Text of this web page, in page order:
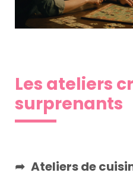
Les ateliers
surprenants
Ateliers de